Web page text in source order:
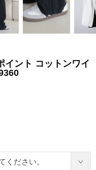
イント コットンワイ